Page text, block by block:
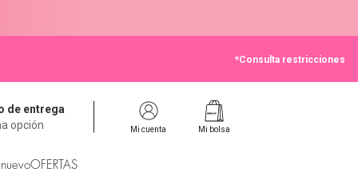
*Consulta restricciones
de entrega
opción
Mi cuenta Mi bolsa
OFERTAS